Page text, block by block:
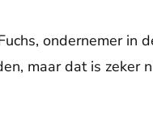
ondernemer in
maar dat is zeker